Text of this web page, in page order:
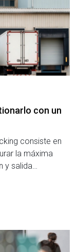
con un
consiste en
la máxima
y salida…